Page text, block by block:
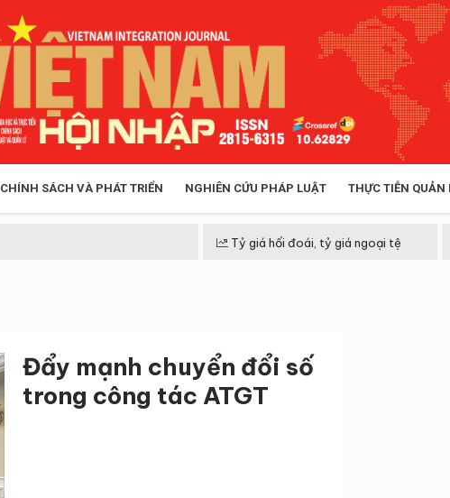
CHÍNH SÁCH VÀ PHÁT TRIỂN NGHIÊN CỨU PHÁP LUẬT THỰC TIỄN QUẢN
Tỷ giá hối đoái, tỷ giá ngoại tệ
Đẩy mạnh chuyển đổi số
trong công tác ATGT